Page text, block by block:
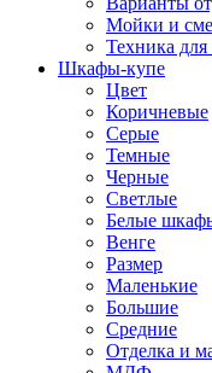
Мойки и
Техника
Шкафы-купе
Цвет
Коричневые
Серые
Темные
Черные
Светлые
Белые
Венге
Размер
Маленькие
Большие
Средние
Отделка и